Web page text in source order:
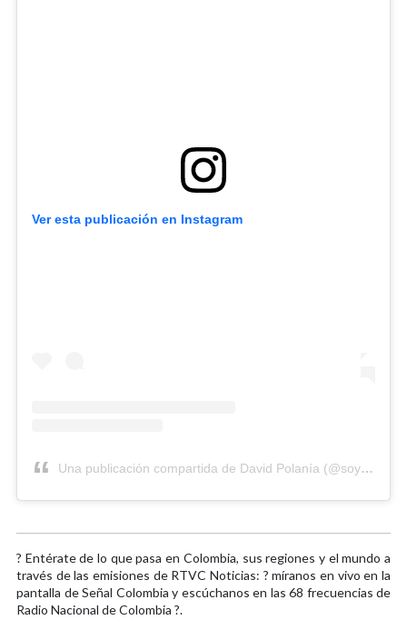
Ver esta publicación en Instagram
Una publicación compartida de David Polanía (@soydavidpolania)
? Entérate de lo que pasa en Colombia, sus regiones y el mundo a
través de las emisiones de RTVC Noticias: ? míranos en vivo en la
pantalla de Señal Colombia y escúchanos en las 68 frecuencias de
Radio Nacional de Colombia ?.